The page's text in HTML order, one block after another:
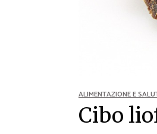
ALIMENTAZIONE E
Cibo